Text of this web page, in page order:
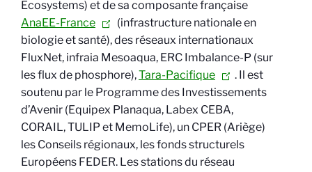
Ecosystems) et de sa composante française
AnaEE-France
(infrastructure nationale en
biologie et santé), des réseaux internationaux
FluxNet, infraia Mesoaqua, ERC Imbalance-P (sur
les flux de phosphore),Tara-Pacifique
. Il est
soutenu par le Programme des Investissements
d’Avenir (Equipex Planaqua, Labex CEBA,
CORAIL, TULIP et MemoLife), un CPER (Ariège)
les Conseils régionaux, les fonds structurels
Européens FEDER. Les stations du réseau